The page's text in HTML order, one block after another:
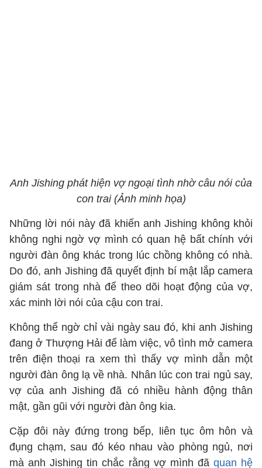
Anh Jishing phát hiện vợ ngoại tình nhờ câu nói của
con trai (Ảnh minh họa)
Những lời nói này đã khiến anh Jishing không khỏi
không nghi ngờ vợ mình có quan hệ bất chính với
người đàn ông khác trong lúc chồng không có nhà.
Do đó, anh Jishing đã quyết định bí mật lắp camera
giám sát trong nhà để theo dõi hoạt động của vợ,
xác minh lời nói của cậu con trai.
Không thể ngờ chỉ vài ngày sau đó, khi anh Jishing
đang ở Thượng Hải để làm việc, vô tình mở camera
trên điện thoại ra xem thì thấy vợ mình dẫn một
người đàn ông lạ về nhà. Nhân lúc con trai ngủ say,
vợ của anh Jishing đã có nhiều hành động thân
mật, gần gũi với người đàn ông kia.
Cặp đôi này đứng trong bếp, liên tục ôm hôn và
đụng chạm, sau đó kéo nhau vào phòng ngủ, nơi
mà anh Jishing tin chắc rằng vợ mình đãquan hệ